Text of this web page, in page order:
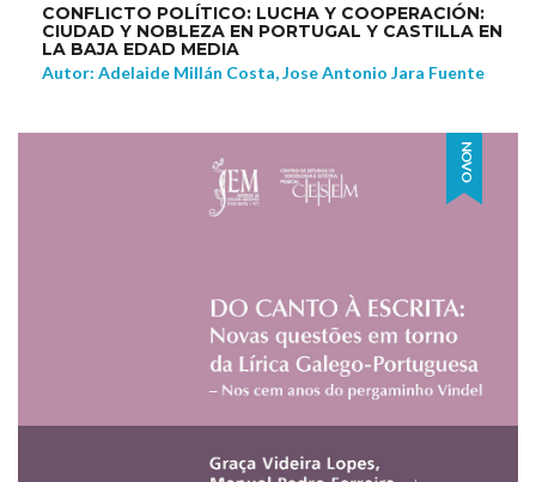
CONFLICTO POLÍTICO: LUCHA Y COOPERACIÓN:
CIUDAD Y NOBLEZA EN PORTUGAL Y CASTILLA EN
LA BAJA EDAD MEDIA
Autor: Adelaide Millán Costa, Jose Antonio Jara Fuente
NOVO